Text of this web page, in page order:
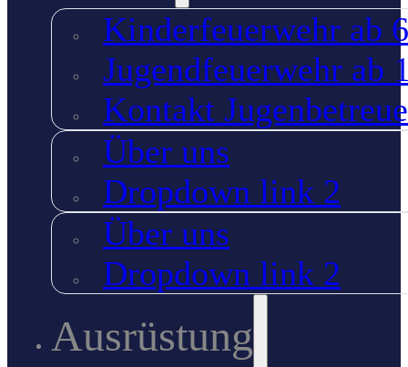
Kinderfeuerwehr ab
Jugendfeuerwehr ab
Kontakt
Über uns
Dropdown link 2
Über uns
Dropdown link 2
Ausrüstung